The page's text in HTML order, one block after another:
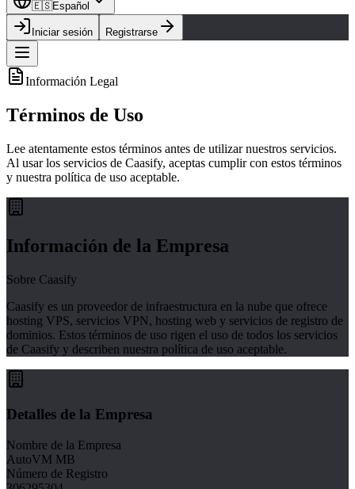
🇪🇸Español
Iniciar sesión Registrarse
Información Legal
Términos de Uso
Lee atentamente estos términos antes de utilizar nuestros servicios.
Al usar los servicios de Caasify, aceptas cumplir con estos términos
y nuestra política de uso aceptable.
Información de la Empresa
Sobre Caasify
Caasify es un proveedor de infraestructura en la nube que ofrece
hosting VPS, servicios VPN, hosting web y servicios de registro de
dominios. Estos términos de uso rigen el uso de todos los servicios
de Caasify y describen nuestra política de uso aceptable.
Detalles de la Empresa
Nombre de la Empresa
AutoVM MB
Número de Registro